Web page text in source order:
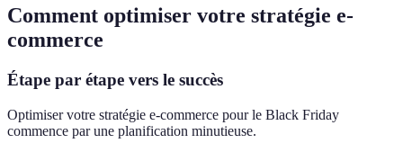
Comment optimiser votre stratégie e-
commerce
Étape par étape vers le succès
Optimiser votre stratégie e-commerce pour le Black Friday
commence par une planification minutieuse.